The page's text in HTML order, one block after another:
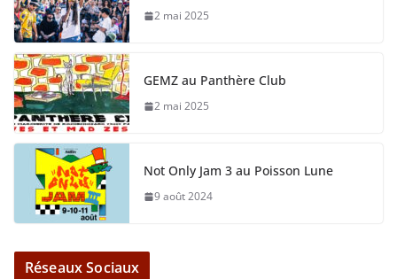
2 mai 2025
GEMZ au Panthère Club
2 mai 2025
Not Only Jam 3 au Poisson Lune
9 août 2024
Réseaux Sociaux